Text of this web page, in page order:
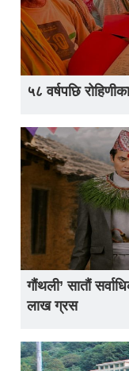
५८ वर्षपछि
गौंथली’ सातौं
लाख ग्रस